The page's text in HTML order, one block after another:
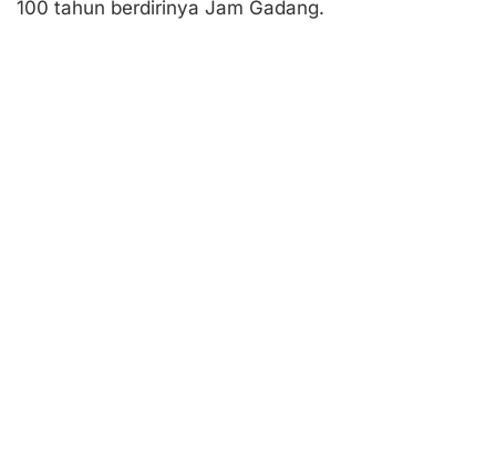
100 tahun berdirinya Jam Gadang.